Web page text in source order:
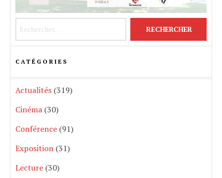
CATÉGORIES
Actualités (319)
Cinéma (30)
Conférence (91)
Exposition (31)
Lecture (30)